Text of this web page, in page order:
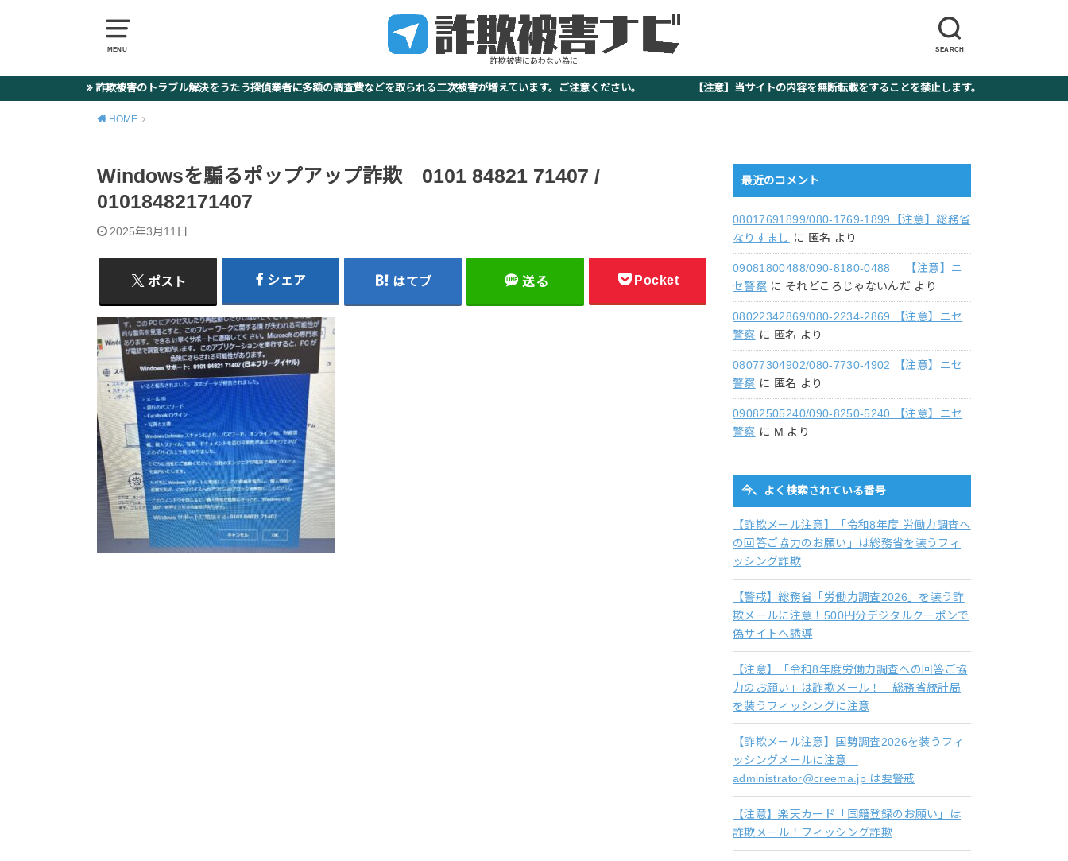
MENU SEARCH
詐欺被害にあわない為に
詐欺被害のトラブル解決をうたう探偵業者に多額の調査費などを取られる二次被害が増えています。ご注意ください。 【注意】当サイトの内容を無断転載をすることを禁止します。
HOME
Windowsを騙るポップアップ詐欺 0101 84821 71407 /
01018482171407
2025年3月11日
ポスト シェア はてブ 送る Pocket
最近のコメント
08017691899/080-1769-1899【注意】総務省
なりすまし に 匿名 より
09081800488/090-8180-0488 【注意】ニ
セ警察 に それどころじゃないんだ より
08022342869/080-2234-2869 【注意】ニセ
警察 に 匿名 より
08077304902/080-7730-4902 【注意】ニセ
警察 に 匿名 より
09082505240/090-8250-5240 【注意】ニセ
警察 に M より
今、よく検索されている番号
【詐欺メール注意】「令和8年度 労働力調査へ
の回答ご協力のお願い」は総務省を装うフィ
ッシング詐欺
【警戒】総務省「労働力調査2026」を装う詐
欺メールに注意！500円分デジタルクーポンで
偽サイトへ誘導
【注意】「令和8年度労働力調査への回答ご協
力のお願い」は詐欺メール！ 総務省統計局
を装うフィッシングに注意
【詐欺メール注意】国勢調査2026を装うフィ
ッシングメールに注意
administrator@creema.jp は要警戒
【注意】楽天カード「国籍登録のお願い」は
詐欺メール！フィッシング詐欺